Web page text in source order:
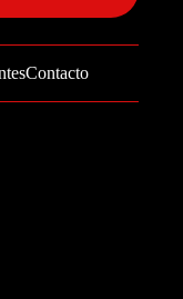
Contacto